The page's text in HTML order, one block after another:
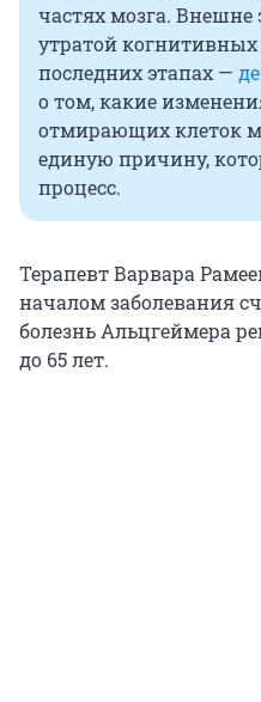
частях мозга. Внешне
утратой когнитивных
последних этапах —
о том, какие
отмирающих клеток
единую причину,
процесс.
Терапевт Варвара
началом заболевания
болезнь Альцгеймера
до 65 лет.